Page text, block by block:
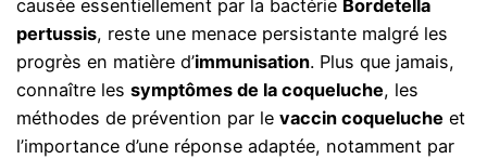
causée essentiellement par la bactérie Bordetella
pertussis, reste une menace persistante malgré les
progrès en matière d’immunisation. Plus que jamais,
connaître lessymptômes de la coqueluche, les
méthodes de prévention par levaccin coqueluche et
l’importance d’une réponse adaptée, notamment par